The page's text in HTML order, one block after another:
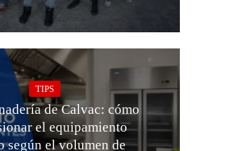
TIPS
de Calvac: cómo
el equipamiento
según el volumen de